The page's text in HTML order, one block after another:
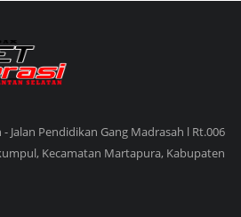
Jalan Pendidikan Gang Madrasah l Rt.006
Kecamatan Martapura, Kabupaten